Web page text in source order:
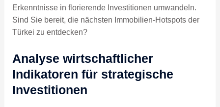
Erkenntnisse in florierende Investitionen umwandeln.
Sind Sie bereit, die nächsten Immobilien-Hotspots der
Türkei zu entdecken?
Analyse wirtschaftlicher
Indikatoren für strategische
Investitionen